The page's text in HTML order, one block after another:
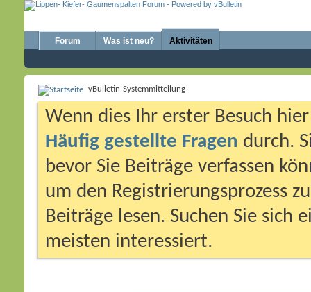
Forum Was ist neu? Aktivitäten
vBulletin-Systemmitteilung
Wenn dies Ihr erster Besuch
Häufig gestellte Fragen durch.
bevor Sie Beiträge verfassen
um den Registrierungsprozess
Beiträge lesen. Suchen Sie sich
meisten interessiert.